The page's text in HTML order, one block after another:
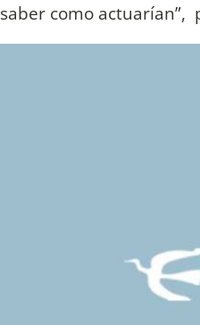
saber como actuarían”,